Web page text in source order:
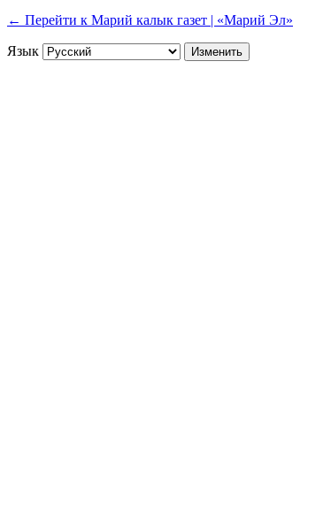
← Перейти к Марий калык газет | «Марий Эл»
Язык